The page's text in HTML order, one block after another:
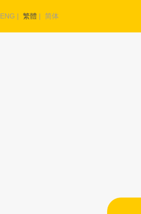
ENG | 繁體 | 简体